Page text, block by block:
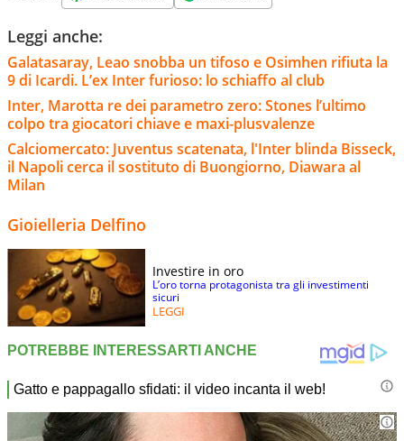
Leggi anche:
Galatasaray, Leao snobba un tifoso e Osimhen rifiuta la
9 di Icardi. L’ex Inter furioso: lo schiaffo al club
Inter, Marotta re dei parametro zero: Stones l’ultimo
colpo tra giocatori chiave e maxi-plusvalenze
Calciomercato: Juventus scatenata, l'Inter blinda Bisseck,
il Napoli cerca il sostituto di Buongiorno, Diawara al
Milan
Gioielleria Delfino
Investire in oro
L’oro torna protagonista tra gli investimenti
sicuri
LEGGI